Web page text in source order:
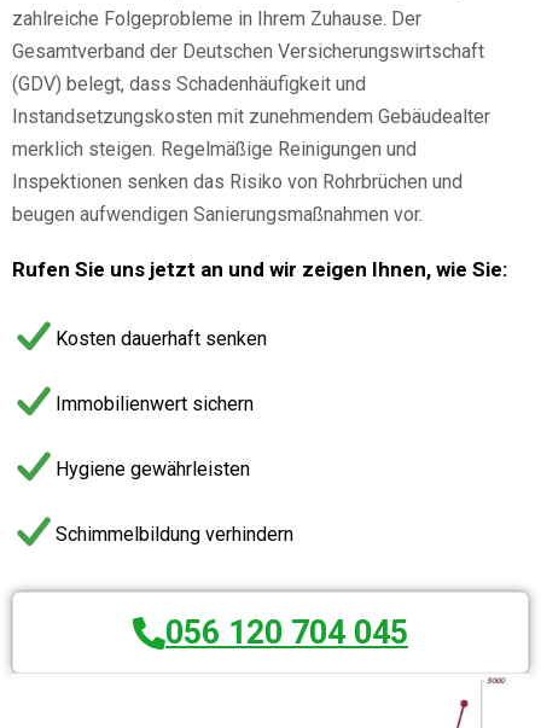
zahlreiche Folgeprobleme in Ihrem Zuhause. Der
Gesamtverband der Deutschen Versicherungswirtschaft
(GDV) belegt, dass Schadenhäufigkeit und
Instandsetzungskosten mit zunehmendem Gebäudealter
merklich steigen. Regelmäßige Reinigungen und
Inspektionen senken das Risiko von Rohrbrüchen und
beugen aufwendigen Sanierungsmaßnahmen vor.
Rufen Sie uns jetzt an und wir zeigen Ihnen, wie Sie:
Kosten dauerhaft senken
Immobilienwert sichern
Hygiene gewährleisten
Schimmelbildung verhindern
056 120 704 045